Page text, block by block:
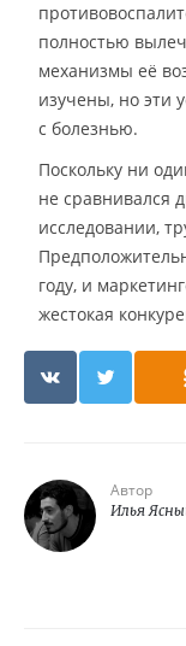
полностью
механизмы её
изучены, но эти
с болезнью.
Поскольку ни
не сравнивался
исследовании,
году, и
жестокая
Автор
Илья